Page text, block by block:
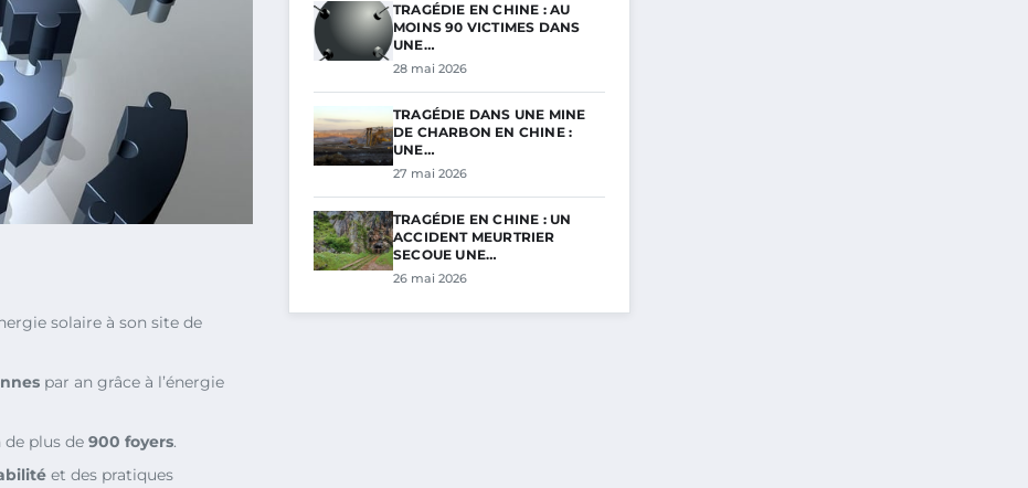
solaire à son site de
par an grâce à l’énergie
plus de 900 foyers.
et des pratiques
TRAGÉDIE EN CHINE : AU
MOINS 90 VICTIMES DANS
UNE…
28 mai 2026
TRAGÉDIE DANS UNE MINE
DE CHARBON EN CHINE :
UNE…
27 mai 2026
TRAGÉDIE EN CHINE : UN
ACCIDENT MEURTRIER
SECOUE UNE…
26 mai 2026